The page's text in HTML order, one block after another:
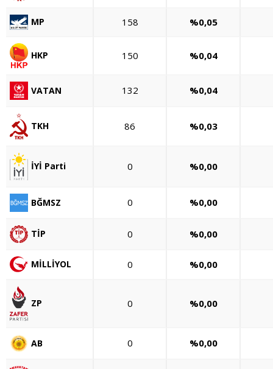
MP 158 %0,05
HKP 150 %0,04
VATAN 132 %0,04
TKH 86 %0,03
İYİ Parti 0 %0,00
BĞMSZ 0 %0,00
TİP 0 %0,00
MİLLİYOL 0 %0,00
ZP 0 %0,00
AB 0 %0,00